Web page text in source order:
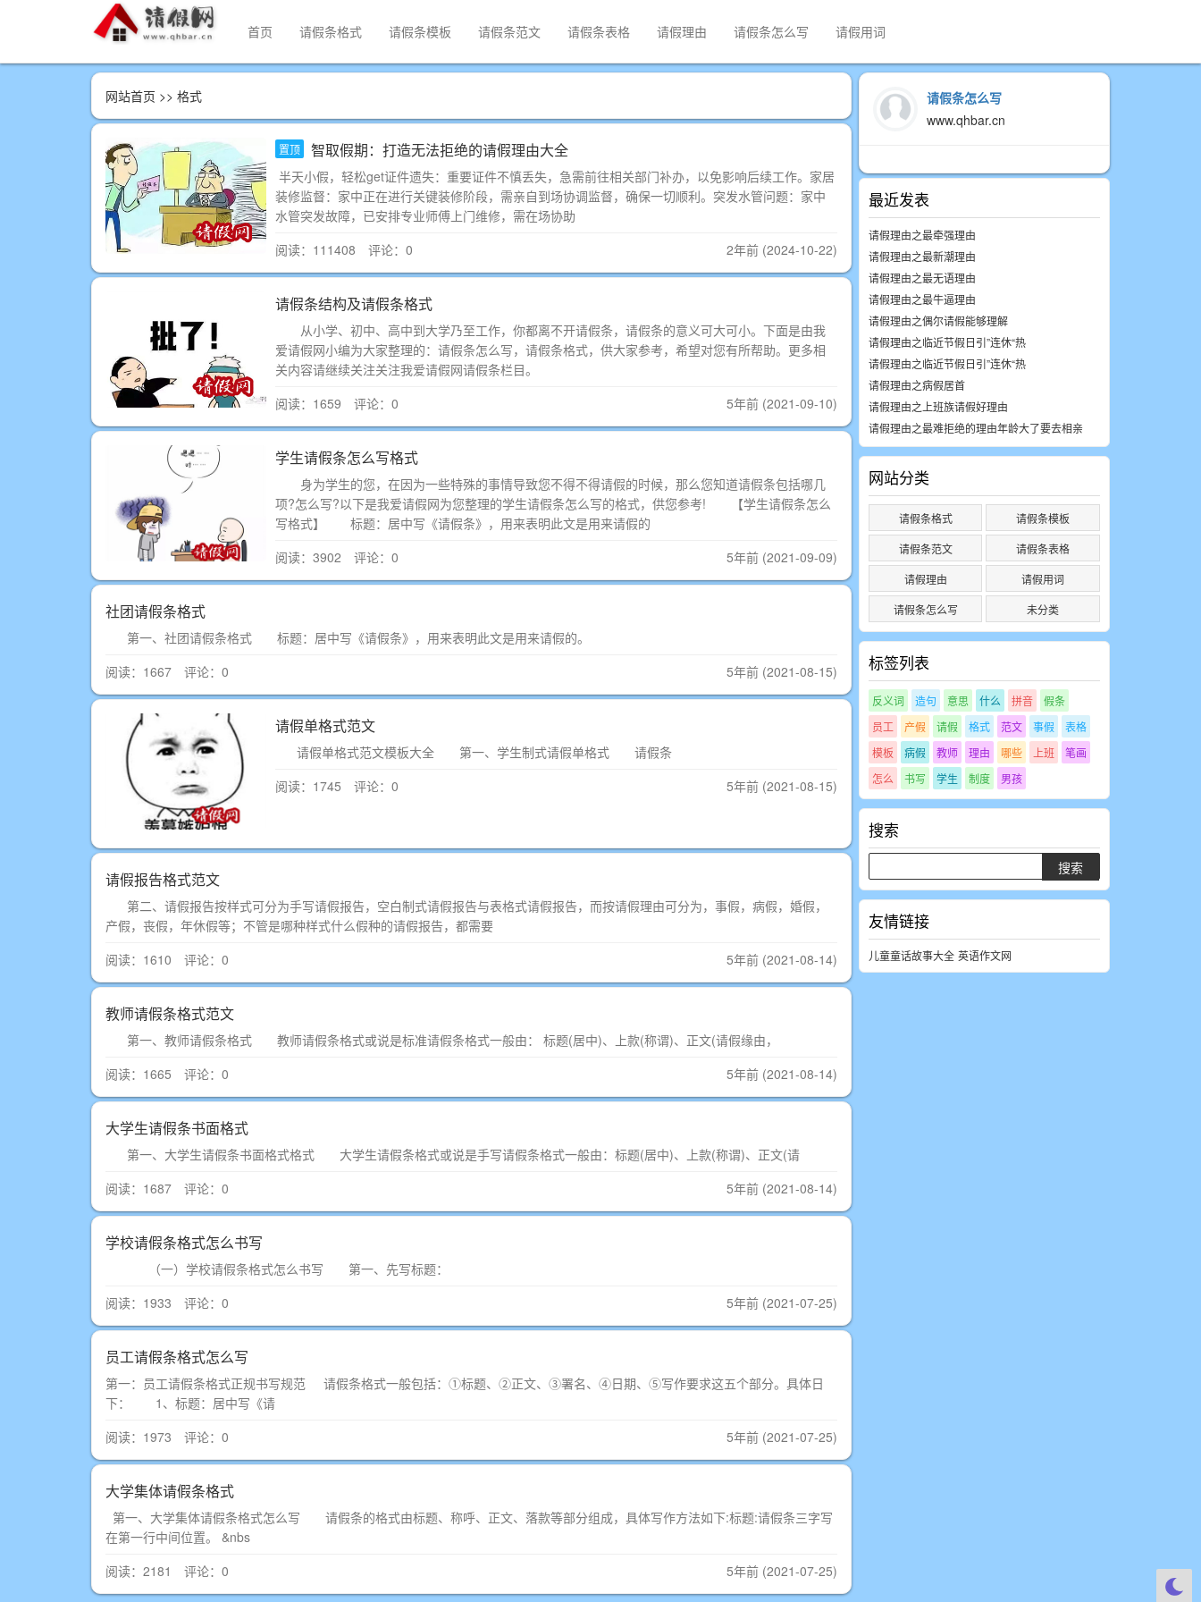
首页 请假条格式 请假条模板 请假条范文 请假条表格 请假理由 请假条怎么写 请假用词
网站首页 >> 格式
置顶 智取假期：打造无法拒绝的请假理由大全
半天小假，轻松get证件遗失：重要证件不慎丢失，急需前往相关部门补办，以免影响后续工作。家居
装修监督：家中正在进行关键装修阶段，需亲自到场协调监督，确保一切顺利。突发水管问题：家中
水管突发故障，已安排专业师傅上门维修，需在场协助
阅读：111408 评论：0
2年前 (2024-10-22)
请假条结构及请假条格式
从小学、初中、高中到大学乃至工作，你都离不开请假条，请假条的意义可大可小。下面是由我
爱请假网小编为大家整理的：请假条怎么写，请假条格式，供大家参考，希望对您有所帮助。更多相
关内容请继续关注关注我爱请假网请假条栏目。
阅读：1659 评论：0
5年前 (2021-09-10)
学生请假条怎么写格式
身为学生的您，在因为一些特殊的事情导致您不得不得请假的时候，那么您知道请假条包括哪几
项?怎么写?以下是我爱请假网为您整理的学生请假条怎么写的格式，供您参考! 【学生请假条怎么
写格式】 标题：居中写《请假条》，用来表明此文是用来请假的
阅读：3902 评论：0
5年前 (2021-09-09)
社团请假条格式
第一、社团请假条格式 标题：居中写《请假条》，用来表明此文是用来请假的。
阅读：1667 评论：0
5年前 (2021-08-15)
请假单格式范文
请假单格式范文模板大全 第一、学生制式请假单格式 请假条
阅读：1745 评论：0
5年前 (2021-08-15)
请假报告格式范文
第二、请假报告按样式可分为手写请假报告，空白制式请假报告与表格式请假报告，而按请假理由可分为，事假，病假，婚假，
产假，丧假，年休假等；不管是哪种样式什么假种的请假报告，都需要
阅读：1610 评论：0
5年前 (2021-08-14)
教师请假条格式范文
第一、教师请假条格式 教师请假条格式或说是标准请假条格式一般由： 标题(居中)、上款(称谓)、正文(请假缘由，
阅读：1665 评论：0
5年前 (2021-08-14)
大学生请假条书面格式
第一、大学生请假条书面格式格式 大学生请假条格式或说是手写请假条格式一般由：标题(居中)、上款(称谓)、正文(请
阅读：1687 评论：0
5年前 (2021-08-14)
学校请假条格式怎么书写
（一）学校请假条格式怎么书写 第一、先写标题：
阅读：1933 评论：0
5年前 (2021-07-25)
员工请假条格式怎么写
第一：员工请假条格式正规书写规范 请假条格式一般包括：①标题、②正文、③署名、④日期、⑤写作要求这五个部分。具体日
下： 1、标题：居中写《请
阅读：1973 评论：0
5年前 (2021-07-25)
大学集体请假条格式
第一、大学集体请假条格式怎么写 请假条的格式由标题、称呼、正文、落款等部分组成，具体写作方法如下:标题:请假条三字写
在第一行中间位置。 &nbs
阅读：2181 评论：0
5年前 (2021-07-25)
请假条怎么写
www.qhbar.cn
最近发表
请假理由之最牵强理由
请假理由之最新潮理由
请假理由之最无语理由
请假理由之最牛逼理由
请假理由之偶尔请假能够理解
请假理由之临近节假日引”连休“热
请假理由之临近节假日引”连休“热
请假理由之病假居首
请假理由之上班族请假好理由
请假理由之最难拒绝的理由年龄大了要去相亲
网站分类
请假条格式
请假条模板
请假条范文
请假条表格
请假理由
请假用词
请假条怎么写
未分类
标签列表
反义词 造句 意思 什么 拼音
假条
员工
产假 请假 格式 范文 事假
表格
模板
病假 教师 理由 哪些 上班
笔画
怎么
书写 学生 制度 男孩
搜索
友情链接
儿童童话故事大全 英语作文网